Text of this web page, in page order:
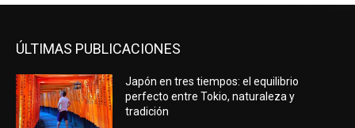
ÚLTIMAS PUBLICACIONES
Japón en tres tiempos: el equilibrio
perfecto entre Tokio, naturaleza y
tradición